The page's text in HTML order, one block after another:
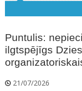
Puntulis:
ilgtspējīgs
21/07/2026